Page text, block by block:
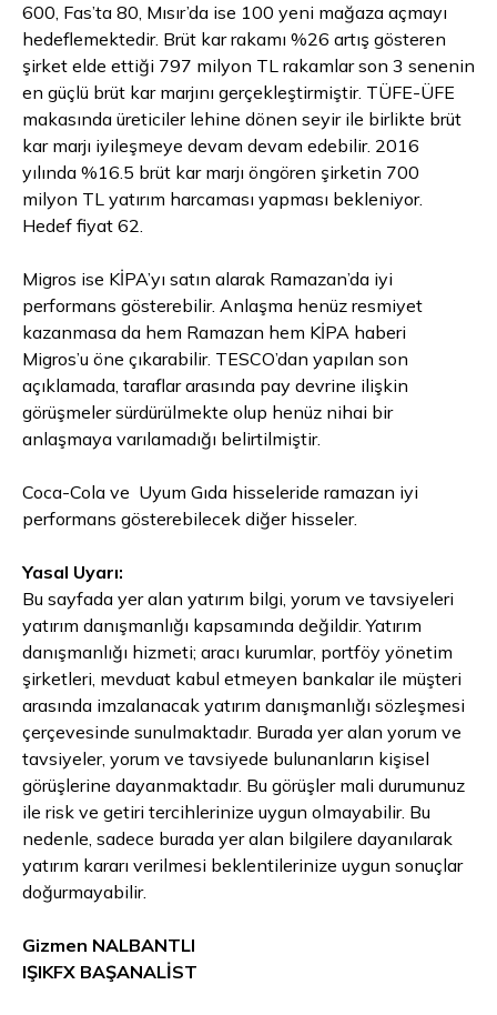
600, Fas’ta 80, Mısır’da ise 100 yeni mağaza açmayı
hedeflemektedir. Brüt kar rakamı %26 artış gösteren
şirket elde ettiği 797 milyon TL rakamlar son 3 senenin
en güçlü brüt kar marjını gerçekleştirmiştir. TÜFE-ÜFE
makasında üreticiler lehine dönen seyir ile birlikte brüt
kar marjı iyileşmeye devam devam edebilir. 2016
yılında %16.5 brüt kar marjı öngören şirketin 700
milyon TL yatırım harcaması yapması bekleniyor.
Hedef fiyat 62.
Migros ise KİPA’yı satın alarak Ramazan’da iyi
performans gösterebilir. Anlaşma henüz resmiyet
kazanmasa da hem Ramazan hem KİPA haberi
Migros’u öne çıkarabilir. TESCO’dan yapılan son
açıklamada, taraflar arasında pay devrine ilişkin
görüşmeler sürdürülmekte olup henüz nihai bir
anlaşmaya varılamadığı belirtilmiştir.
Coca-Cola ve Uyum Gıda hisseleride ramazan iyi
performans gösterebilecek diğer hisseler.
Yasal Uyarı:
Bu sayfada yer alan yatırım bilgi, yorum ve tavsiyeleri
yatırım danışmanlığı kapsamında değildir. Yatırım
danışmanlığı hizmeti; aracı kurumlar, portföy yönetim
şirketleri, mevduat kabul etmeyen bankalar ile müşteri
arasında imzalanacak yatırım danışmanlığı sözleşmesi
çerçevesinde sunulmaktadır. Burada yer alan yorum ve
tavsiyeler, yorum ve tavsiyede bulunanların kişisel
görüşlerine dayanmaktadır. Bu görüşler mali durumunuz
ile risk ve getiri tercihlerinize uygun olmayabilir. Bu
nedenle, sadece burada yer alan bilgilere dayanılarak
yatırım kararı verilmesi beklentilerinize uygun sonuçlar
doğurmayabilir.
Gizmen NALBANTLI
IŞIKFX BAŞANALİST